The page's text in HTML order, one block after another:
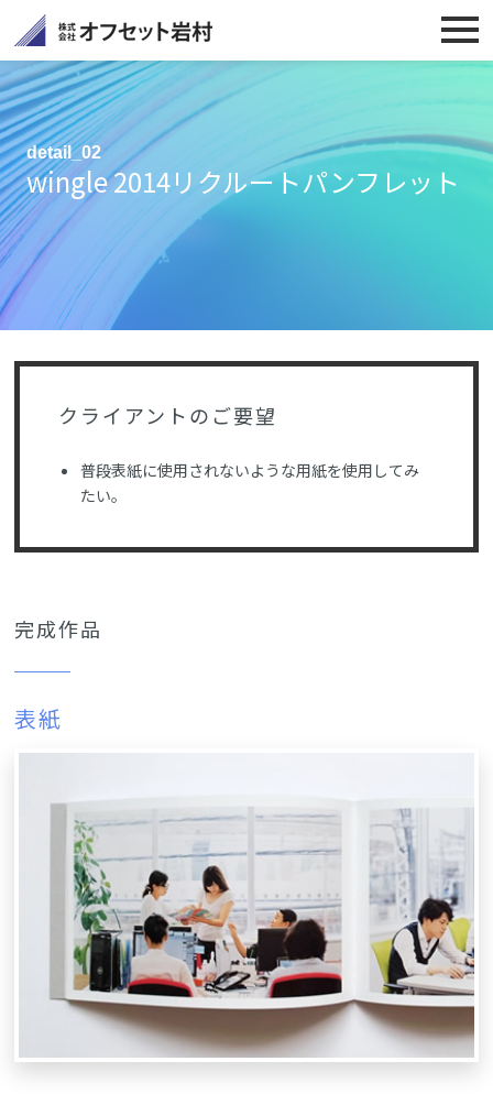
detail_02
wingle 2014リクルートパンフレット
クライアントのご要望
普段表紙に使用されないような用紙を使用してみ
たい。
完成作品
表紙